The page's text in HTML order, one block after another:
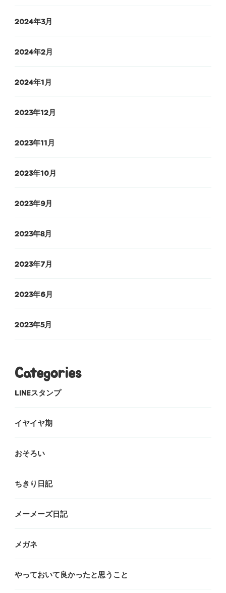
2024年3月
2024年2月
2024年1月
2023年12月
2023年11月
2023年10月
2023年9月
2023年8月
2023年7月
2023年6月
2023年5月
Categories
LINEスタンプ
イヤイヤ期
おそろい
ちきり日記
メーメーズ日記
メガネ
やっておいて良かったと思うこと